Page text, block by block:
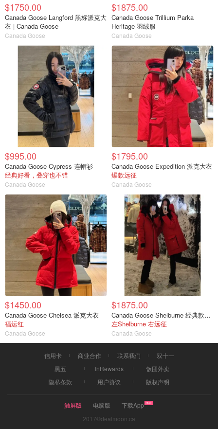
$1750.00
Canada Goose Langford 黑标派克大
衣 | Canada Goose
Canada Goose
$1875.00
Canada Goose Trillium Parka
Heritage 羽绒服
Canada Goose
$995.00
Canada Goose Cypress 连帽衫
经典好看，叠穿也不错
Canada Goose
$1795.00
Canada Goose Expedition 派克大衣
爆款远征
Canada Goose
$1450.00
Canada Goose Chelsea 派克大衣
福运红
Canada Goose
$1875.00
Canada Goose Shelburne 经典款派克大衣
左Shelburne 右远征
Canada Goose
信用卡 商业合作 联系我们
双十一
黑五
InRewards
饭团外卖
隐私条款
用户协议 版权声明
触屏版 电脑版
下载App
2017©dealmoon.ca